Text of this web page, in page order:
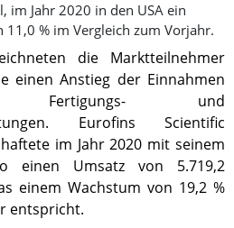
im Jahr 2020 in den USA ein
11,0 % im Vergleich zum Vorjahr.
die Marktteilnehmer
einen Anstieg der Einnahmen
und
Eurofins Scientific
im Jahr 2020 mit seinem
einen Umsatz von 5.719,2
einem Wachstum von 19,2 %
entspricht.